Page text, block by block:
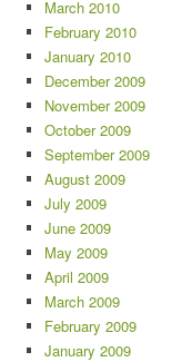
March 2010
February 2010
January 2010
December 2009
November 2009
October 2009
September 2009
August 2009
July 2009
June 2009
May 2009
April 2009
March 2009
February 2009
January 2009